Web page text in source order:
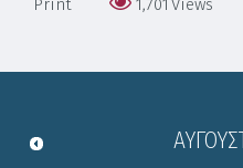
Print 1,701 Views